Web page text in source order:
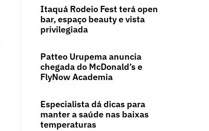
Itaquá Rodeio Fest terá open
bar, espaço beauty e vista
privilegiada
Patteo Urupema anuncia
chegada do McDonald’s e
FlyNow Academia
Especialista dá dicas para
manter a saúde nas baixas
temperaturas